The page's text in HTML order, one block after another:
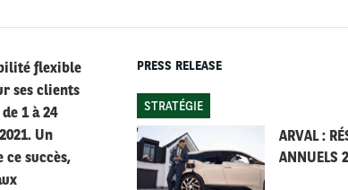
flexible
ses clients
1 à 24
Un
succès,
PRESS RELEASE
STRATÉGIE
ARVAL :
ANNUELS